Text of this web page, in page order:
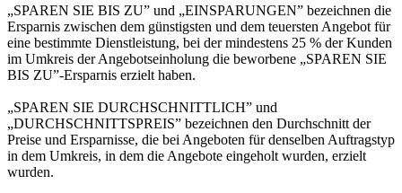
„SPAREN SIE BIS ZU” und „EINSPARUNGEN” bezeichnen die
Ersparnis zwischen dem günstigsten und dem teuersten Angebot für
eine bestimmte Dienstleistung, bei der mindestens 25 % der Kunden
im Umkreis der Angebotseinholung die beworbene „SPAREN SIE
BIS ZU”-Ersparnis erzielt haben.
„SPAREN SIE DURCHSCHNITTLICH” und
„DURCHSCHNITTSPREIS” bezeichnen den Durchschnitt der
Preise und Ersparnisse, die bei Angeboten für denselben Auftragstyp
in dem Umkreis, in dem die Angebote eingeholt wurden, erzielt
wurden.